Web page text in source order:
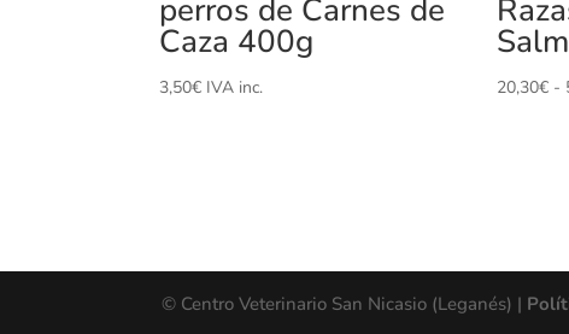
perros de Carnes de
Caza 400g
3,50€ IVA inc. 20,30€ -
© Centro Veterinario San Nicasio (Leganés) |